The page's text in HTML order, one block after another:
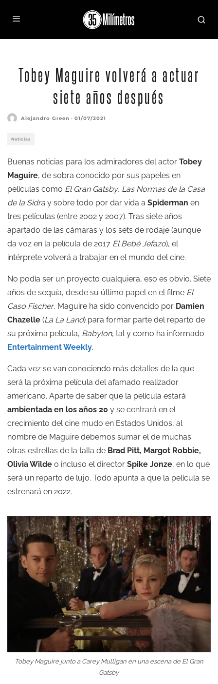
Tobey Maguire volverá a actuar
siete años después
Alejandro Green · 01/07/2021
Noticias
Buenas noticias para los admiradores del actor Tobey
Maguire, de sobra conocido por sus papeles en
películas como El Gran Gatsby, Las Normas de la Casa
de la Sidra y sobre todo por dar vida a Spiderman en
tres películas (entre 2002 y 2007). Tras siete años
apartado de las cámaras y los sets de rodaje (aunque
da voz en la película de 2017 El Bebé Jefazo), el
intérprete volverá a trabajar en el mundo del cine.
No podía ser un proyecto cualquiera, eso es obvio. Siete
años de sequía, desde su último papel en el filme El
Caso Fischer, Maguire ha sido convencido por Damien
Chazelle (La La Land) para formar parte del reparto de
su próxima película, Babylon, tal y como ha informado
Entertainment Weekly.
Cada vez se van conociendo más detalles de la que
será la próxima película del afamado realizador
americano. Aparte de saber que la película estará
ambientada en los años 20 y se centrará en el
crecimiento del cine mudo en Estados Unidos, al
nombre de Maguire debemos sumar el de muchas
otras estrellas de la talla de Brad Pitt, Margot Robbie,
Olivia Wilde o incluso el director Spike Jonze, en lo que
será un reparto de lujo. Todo apunta a que la película se
estrenará en 2022.
Tobey Maguire junto a Carey Mulligan en una escena de El Gran
Gatsby.